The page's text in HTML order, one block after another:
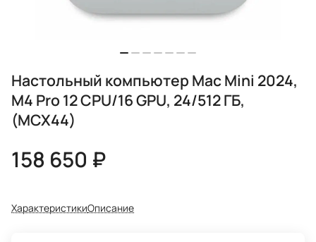
Настольный компьютер Mac Mini 2024,
M4 Pro 12 CPU/16 GPU, 24/512 ГБ,
(MCX44)
158 650 ₽
ХарактеристикиОписание